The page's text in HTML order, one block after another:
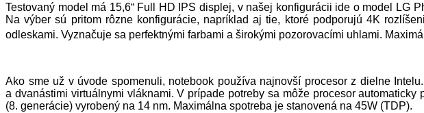
Testovaný model má 15,6“ Full HD IPS displej, v našej konfigurácii ide o model LG
Na výber sú pritom rôzne konfigurácie, napríklad aj tie, ktoré podporujú 4K
odleskami. Vyznačuje sa perfektnými farbami a širokými pozorovacími uhlami.
Ako sme už v úvode spomenuli, notebook používa najnovší procesor z dielne
a dvanástimi virtuálnymi vláknami. V prípade potreby sa môže procesor
(8. generácie) vyrobený na 14 nm. Maximálna spotreba je stanovená na 45W (TDP).